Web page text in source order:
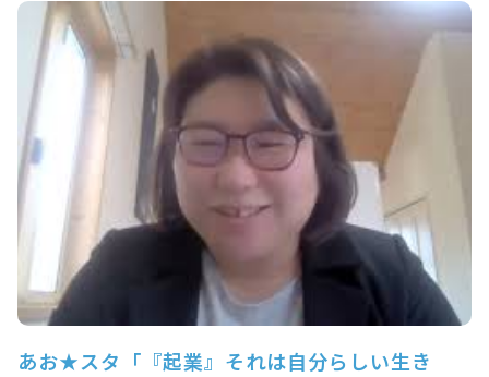
あお★スタ「『起業』それは自分らしい生き